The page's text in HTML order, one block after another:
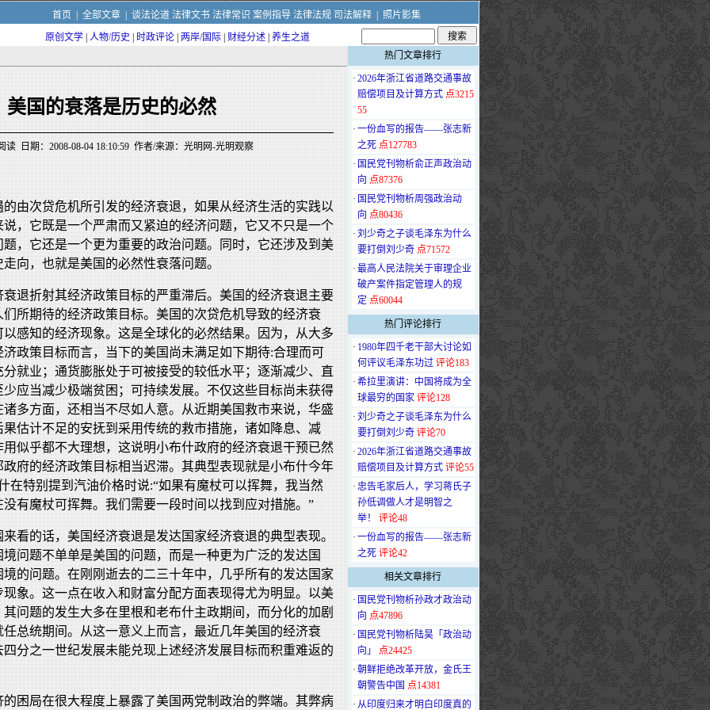
首页 全部文章| 谈法论道 法律文书 法律常识 案例指导 法律法规 司法解释|
照片影集
原创文学 人物/历史 时政评论 两岸/国际 财经分述 养生之道
美国的衰落是历史的必然
读 日期：2008-08-04 18:10:59 作者/来源：光明网-光明观察
由次贷危机所引发的经济衰退，如果从经济生活的实践以
，它既是一个严肃而又紧迫的经济问题，它又不只是一个
，它还是一个更为重要的政治问题。同时，它还涉及到美
向，也就是美国的必然性衰落问题。
退折射其经济政策目标的严重滞后。美国的经济衰退主要
所期待的经济政策目标。美国的次贷危机导致的经济衰
感知的经济现象。这是全球化的必然结果。因为，从大多
政策目标而言，当下的美国尚未满足如下期待:合理而可
就业；通货膨胀处于可被接受的较低水平；逐渐减少、直
应当减少极端贫困；可持续发展。不仅这些目标尚未获得
多方面，还相当不尽如人意。从近期美国救市来说，华盛
估计不足的安抚到采用传统的救市措施，诸如降息、减
似乎都不大理想，这说明小布什政府的经济衰退干预已然
府的经济政策目标相当迟滞。其典型表现就是小布什今年
在特别提到汽油价格时说:“如果有魔杖可以挥舞，我当然
有魔杖可挥舞。我们需要一段时间以找到应对措施。”
看的话，美国经济衰退是发达国家经济衰退的典型表现。
问题不单单是美国的问题，而是一种更为广泛的发达国
的问题。在刚刚逝去的二三十年中，几乎所有的发达国家
象。这一点在收入和财富分配方面表现得尤为明显。以美
问题的发生大多在里根和老布什主政期间，而分化的加剧
总统期间。从这一意义上而言，最近几年美国的经济衰
分之一世纪发展未能兑现上述经济发展目标而积重难返的
困局在很大程度上暴露了美国两党制政治的弊端。其弊病
热门文章排行
· 2026年浙江省道路交通事故
赔偿项目及计算方式 点3215
55
· 一份血写的报告——张志新
之死 点127783
· 国民党刊物析俞正声政治动
向 点87376
· 国民党刊物析周强政治动
向 点80436
· 刘少奇之子谈毛泽东为什么
要打倒刘少奇 点71572
· 最高人民法院关于审理企业
破产案件指定管理人的规
定 点60044
热门评论排行
· 1980年四千老干部大讨论如
何评议毛泽东功过 评论183
· 希拉里演讲：中国将成为全
球最穷的国家 评论128
· 刘少奇之子谈毛泽东为什么
要打倒刘少奇 评论70
· 2026年浙江省道路交通事故
赔偿项目及计算方式 评论55
· 忠告毛家后人，学习蒋氏子
孙低调做人才是明智之
举！
评论48
· 一份血写的报告——张志新
之死 评论42
相关文章排行
· 国民党刊物析孙政才政治动
向 点47896
· 国民党刊物析陆昊「政治动
向」
点24425
· 朝鲜拒绝改革开放，金氏王
朝警告中国 点14381
· 从印度归来才明白印度真的